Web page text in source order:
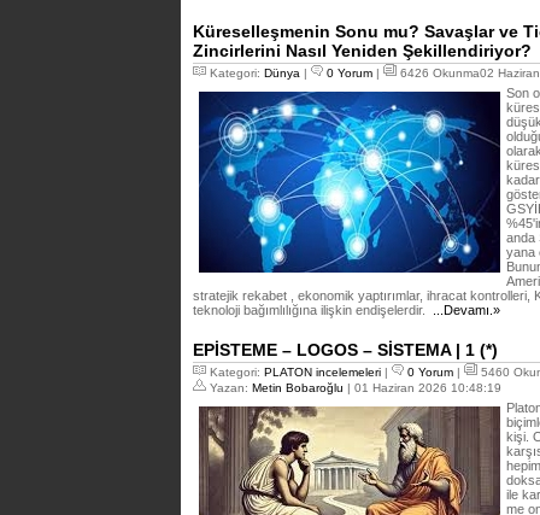
Küreselleşmenin Sonu mu? Savaşlar ve
Zincirlerini Nasıl Yeniden Şekillendiriyor?
Kategori: Dünya | 0 Yorum | 6426 Okunma02
Son
anda
yana
stratejik rekabet , ekonomik yaptırımlar, ihracat kontrolleri,
teknoloji bağımlılığına ilişkin endişelerdir.
...Devamı.»
EPİSTEME – LOGOS – SİSTEMA | 1 (*)
Kategori: PLATON incelemeleri | 0 Yorum |
5460
Yazan: Metin Bobaroğlu | 01 Haziran 2026 10:48:19
kişi.
ile
me